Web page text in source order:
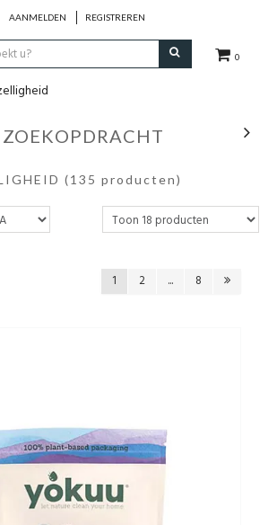
0
AANMELDEN REGISTREREN
(135 producten)
1 2 ... 8